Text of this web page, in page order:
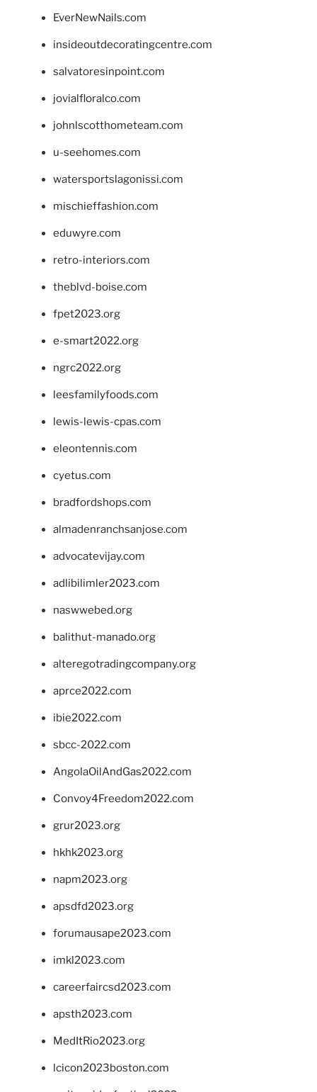
EverNewNails.com
insideoutdecoratingcentre.com
salvatoresinpoint.com
jovialfloralco.com
johnlscotthometeam.com
u-seehomes.com
watersportslagonissi.com
mischieffashion.com
eduwyre.com
retro-interiors.com
theblvd-boise.com
fpet2023.org
e-smart2022.org
ngrc2022.org
leesfamilyfoods.com
lewis-lewis-cpas.com
eleontennis.com
cyetus.com
bradfordshops.com
almadenranchsanjose.com
advocatevijay.com
adlibilimler2023.com
naswwebed.org
balithut-manado.org
alteregotradingcompany.org
aprce2022.com
ibie2022.com
sbcc-2022.com
AngolaOilAndGas2022.com
Convoy4Freedom2022.com
grur2023.org
hkhk2023.org
napm2023.org
apsdfd2023.org
forumausape2023.com
imkl2023.com
careerfaircsd2023.com
apsth2023.com
MedItRio2023.org
lcicon2023boston.com